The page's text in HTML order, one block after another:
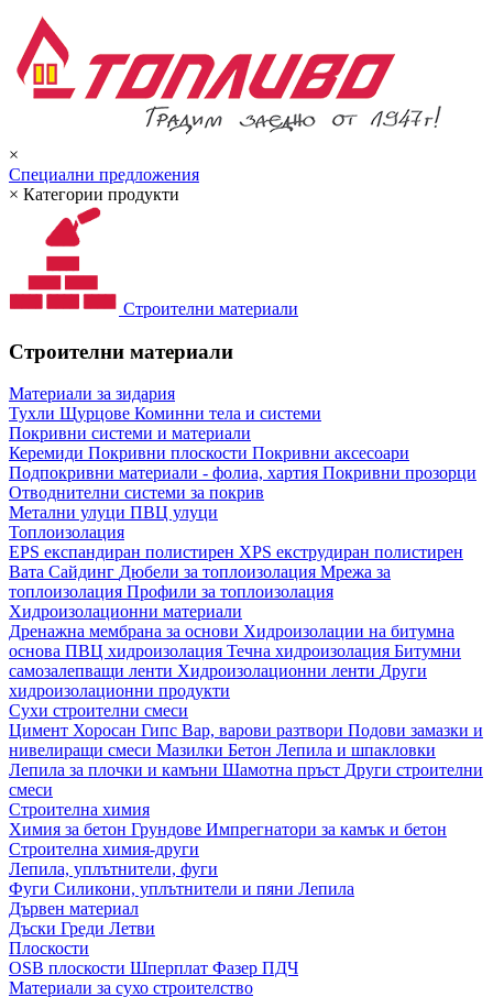
×
Специални предложения
× Категории продукти
Строителни материали
Строителни материали
Материали за зидария
Тухли Щурцове Коминни тела и системи
Покривни системи и материали
Керемиди Покривни плоскости Покривни аксесоари
Подпокривни материали - фолиа, хартия Покривни прозорци
Отводнителни системи за покрив
Метални улуци ПВЦ улуци
Топлоизолация
EPS експандиран полистирен XPS екструдиран полистирен
Вата Сайдинг Дюбели за топлоизолация Мрежа за
топлоизолация Профили за топлоизолация
Хидроизолационни материали
Дренажна мембрана за основи Хидроизолации на битумна
основа ПВЦ хидроизолация Течна хидроизолация Битумни
самозалепващи ленти Хидроизолационни ленти Други
хидроизолационни продукти
Сухи строителни смеси
Цимент Хоросан Гипс Вар, варови разтвори Подови замазки и
нивелиращи смеси Мазилки Бетон Лепила и шпакловки
Лепила за плочки и камъни Шамотна пръст Други строителни
смеси
Строителна химия
Химия за бетон Грундове Импрегнатори за камък и бетон
Строителна химия-други
Лепила, уплътнители, фуги
Фуги Силикони, уплътнители и пяни Лепила
Дървен материал
Дъски Греди Летви
Плоскости
OSB плоскости Шперплат Фазер ПДЧ
Материали за сухо строителство